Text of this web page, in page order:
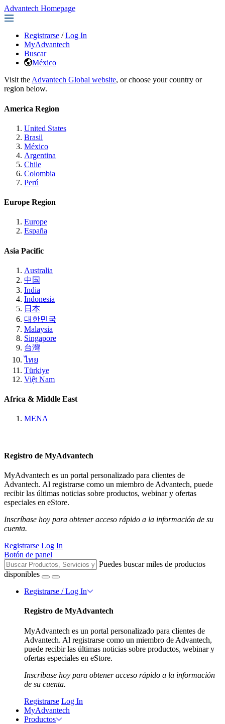
Advantech Homepage
Registrarse / Log In
MyAdvantech
Buscar
México
Visit the Advantech Global website, or choose your country or
region below.
America Region
United States
Brasil
México
Argentina
Chile
Colombia
Perú
Europe Region
Europe
España
Asia Pacific
Australia
中国
India
Indonesia
日本
대한민국
Malaysia
Singapore
台灣
ไทย
Türkiye
Việt Nam
Africa & Middle East
MENA
Registro de MyAdvantech
MyAdvantech es un portal personalizado para clientes de
Advantech. Al registrarse como un miembro de Advantech, puede
recibir las últimas noticias sobre productos, webinar y ofertas
especiales en eStore.
Inscríbase hoy para obtener acceso rápido a la información de su
cuenta.
Registrarse Log In
Botón de panel
Puedes buscar miles de productos
disponibles
Registrarse / Log In
Registro de MyAdvantech
MyAdvantech es un portal personalizado para clientes de
Advantech. Al registrarse como un miembro de Advantech,
puede recibir las últimas noticias sobre productos, webinar y
ofertas especiales en eStore.
Inscríbase hoy para obtener acceso rápido a la información
de su cuenta.
Registrarse Log In
MyAdvantech
Productos